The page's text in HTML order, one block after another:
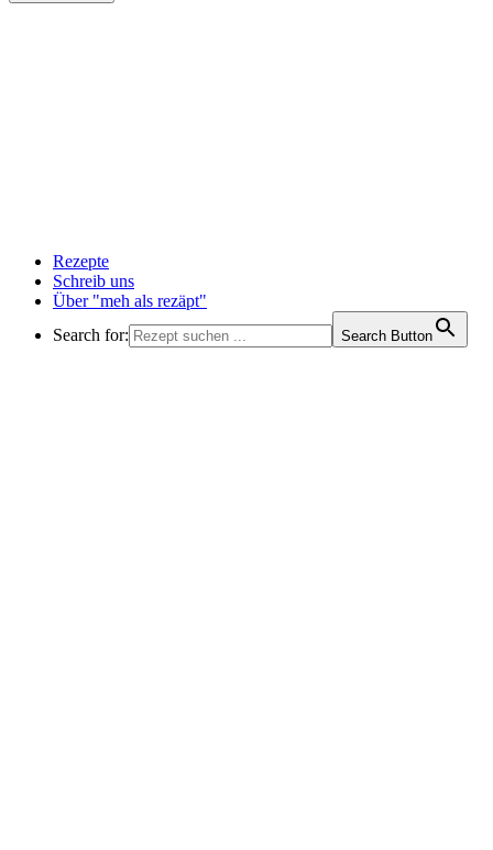
Rezepte
Schreib uns
Über "meh als rezäpt"
Search for:
Search Button